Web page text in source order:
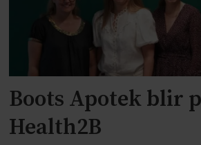
Boots Apotek blir
Health2B